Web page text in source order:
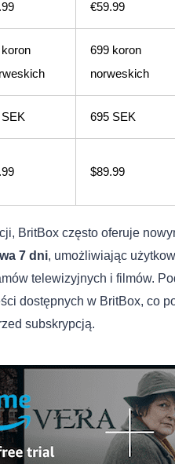
€59.99
699 koron
norweskich
695 SEK
$89.99
BritBox często oferuje
7 dni, umożliwiając
telewizyjnych i filmów.
dostępnych w BritBox, co
subskrypcją.